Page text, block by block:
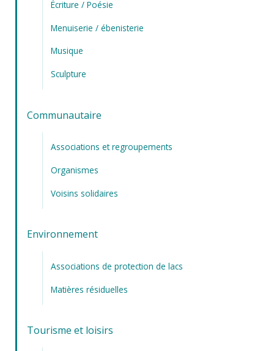
Écriture / Poésie
Menuiserie / ébenisterie
Musique
Sculpture
Communautaire
Associations et regroupements
Organismes
Voisins solidaires
Environnement
Associations de protection de lacs
Matières résiduelles
Tourisme et loisirs